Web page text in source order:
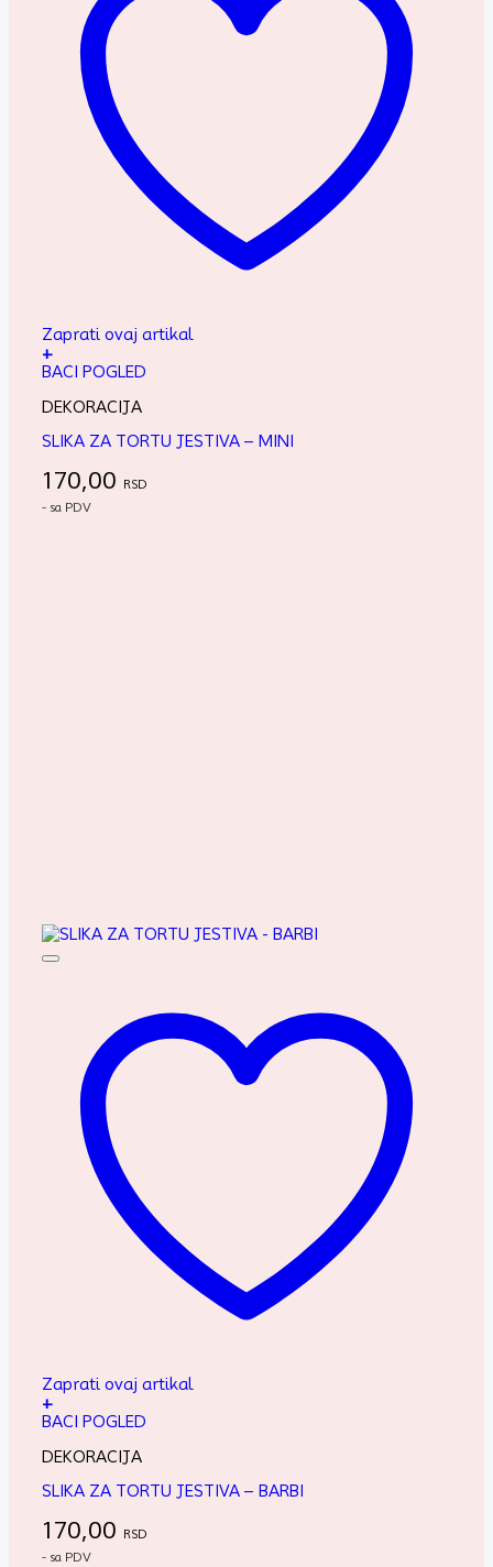
Zaprati ovaj artikal
+
BACI POGLED
DEKORACIJA
SLIKA ZA TORTU JESTIVA – MINI
170,00 RSD
- sa PDV
Zaprati ovaj artikal
+
BACI POGLED
DEKORACIJA
SLIKA ZA TORTU JESTIVA – BARBI
170,00 RSD
- sa PDV